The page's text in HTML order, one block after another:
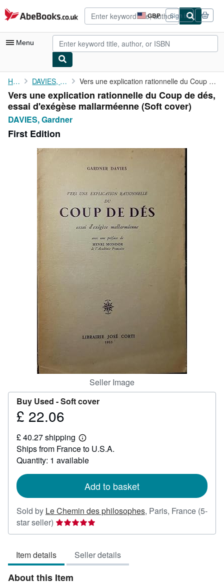
Skip to main content
AbeBooks.co.uk GBP
Site
shopping
preferences
Sign in
Menu
My Account
My Purchases
Advanced Search
Browse Collections
Rare Books
Textbooks
Start Selling
CLOSE
Home DAVIES, Gardner Vers une explication rationnelle du Coup de dés, essai d'exégèse...
Vers une explication rationnelle du Coup de dés,
essai d'exégèse mallarméenne (Soft cover)
DAVIES, Gardner
First Edition
Seller Image
Buy Used -Soft cover
Price
22.06
£ 22.06
£ 40.27 shipping
Learn
more
about
shipping
Ships from France to U.S.A.
Quantity: 1 available
Add to basket
Sold by Le Chemin des philosophes, Paris, France (5-
star seller) Seller
rating
out
of
5
Item details Seller details
About this Item